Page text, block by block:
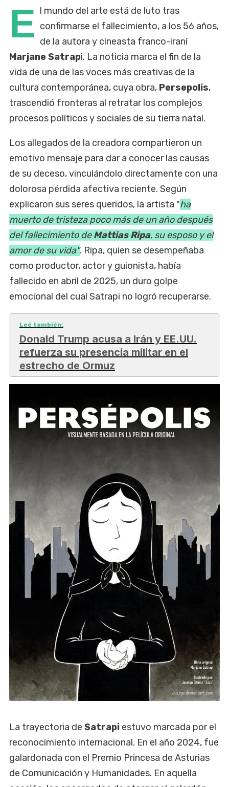
E l mundo del arte está de luto tras
confirmarse el fallecimiento, a los 56 años,
de la autora y cineasta franco-iraní
Marjane Satrapi. La noticia marca el fin de la
vida de una de las voces más creativas de la
cultura contemporánea, cuya obra, Persepolis,
trascendió fronteras al retratar los complejos
procesos políticos y sociales de su tierra natal.
Los allegados de la creadora compartieron un
emotivo mensaje para dar a conocer las causas
de su deceso, vinculándolo directamente con una
dolorosa pérdida afectiva reciente. Según
explicaron sus seres queridos, la artista "ha
muerto de tristeza poco más de un año después
del fallecimiento deMattias Ripa, su esposo y el
amor de su vida". Ripa, quien se desempeñaba
como productor, actor y guionista, había
fallecido en abril de 2025, un duro golpe
emocional del cual Satrapi no logró recuperarse.
Leé también:
Donald Trump acusa a Irán y EE.UU.
refuerza su presencia militar en el
estrecho de Ormuz
La trayectoria de Satrapi estuvo marcada por el
reconocimiento internacional. En el año 2024, fue
galardonada con el Premio Princesa de Asturias
de Comunicación y Humanidades. En aquella